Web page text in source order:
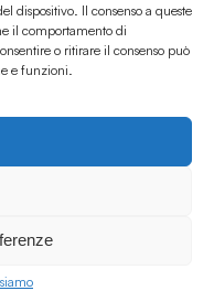
dispositivo. Il consenso a queste
il comportamento di
o ritirare il consenso può
e funzioni.
& Mayo